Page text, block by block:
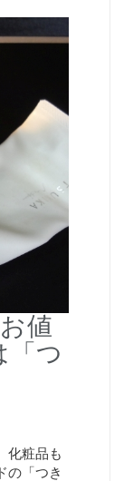
値
「つ
化粧品も
の「つき